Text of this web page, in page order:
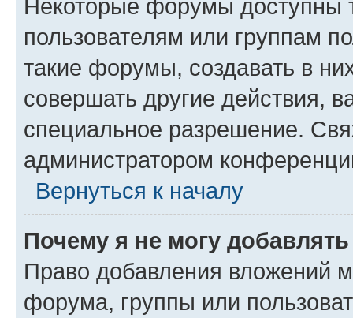
Некоторые форумы доступны
пользователям или группам
такие форумы, создавать в
совершать другие действия,
специальное разрешение.
администратором
Вернуться к началу
Почему я не могу
Право добавления вложений
форума, группы или